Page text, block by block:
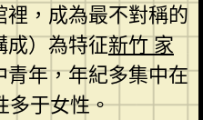
，成為最不對稱的
成）為特征新竹 家
年，年紀多集中在
于女性。